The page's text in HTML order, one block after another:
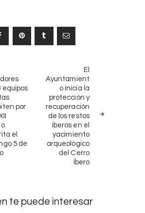
equipos
por
el
5 de
El
Ayuntamient
o inicia la
protección y
recuperación
de los restos
íberos en el
yacimiento
arqueológico
del Cerro
Íbero
te puede interesar